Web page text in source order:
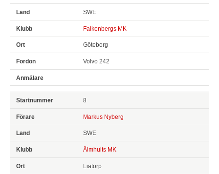
SWE
Falkenbergs MK
Göteborg
Volvo 242
8
Markus Nyberg
SWE
Älmhults MK
Liatorp